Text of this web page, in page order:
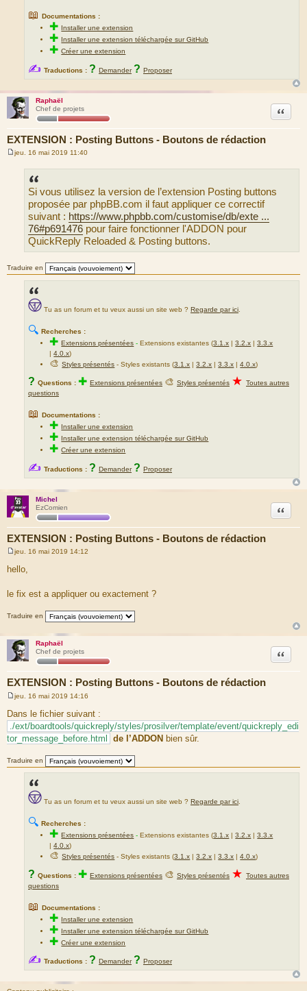
📖 Documentations :
✚ Installer une extension
✚ Installer une extension téléchargée sur GitHub
✚Créer une extension
✍ Traductions : ? Demander ? Proposer
Raphaël
Chef de projets
EXTENSION : Posting Buttons - Boutons de rédaction
Citation
M
jeu. 16 mai 2019 11:40
Si vous utilisez la version de l’extension Posting buttons
proposée par phpBB.com il faut appliquer ce correctif
suivant : https://www.phpbb.com/customise/db/exte ...
76#p691476 pour faire fonctionner l'ADDON pour
QuickReply Reloaded & Posting buttons.
Traduire en
Tu as un forum et tu veux aussi un site web ? Regarde par ici
🔍 Recherches :
✚Extensions présentées -Extensions existantes (3.1.x |3.2.x |3.3.x
|4.0.x)
🎨Styles présentés - Styles existants (3.1.x |3.2.x |3.3.x |4.0.x)
? Questions : ✚ Extensions présentées 🎨 Styles présentés ★ Toutes autres
questions
📖 Documentations :
✚ Installer une extension
✚ Installer une extension téléchargée sur GitHub
✚Créer une extension
✍ Traductions : ? Demander ? Proposer
Michel
EzComien
EXTENSION : Posting Buttons - Boutons de rédaction
Citation
M
e
s
a
g
jeu. 16 mai 2019 14:12
hello,
le fix est a appliquer ou exactement ?
Traduire en
Raphaël
Chef de projets
EXTENSION : Posting Buttons - Boutons de rédaction
Citation
M
s
s
a
g
jeu. 16 mai 2019 14:16
Dans le fichier suivant :
./ext/boardtools/quickreply/styles/prosilver/template/event/quickreply_edi
tor_message_before.html de l’ADDON bien sûr.
Traduire en
Tu as un forum et tu veux aussi un site web ? Regarde par ici
🔍 Recherches :
✚Extensions présentées -Extensions existantes (3.1.x |3.2.x |3.3.x
|4.0.x)
🎨Styles présentés - Styles existants (3.1.x |3.2.x |3.3.x |4.0.x)
? Questions : ✚ Extensions présentées 🎨 Styles présentés ★ Toutes autres
questions
📖 Documentations :
✚ Installer une extension
✚ Installer une extension téléchargée sur GitHub
✚Créer une extension
✍ Traductions : ? Demander ? Proposer